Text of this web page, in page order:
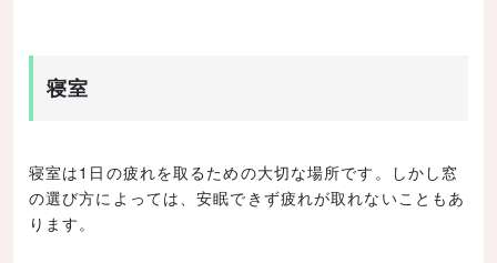
寝室
寝室は1日の疲れを取るための大切な場所です。しかし窓
の選び方によっては、安眠できず疲れが取れないこともあ
ります。